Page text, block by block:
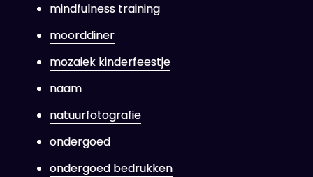
mindfulness training
moorddiner
mozaiek kinderfeestje
naam
natuurfotografie
ondergoed
ondergoed bedrukken